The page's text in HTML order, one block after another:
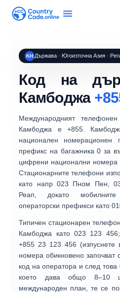
KH Държава · Югоизточна Азия ·
Код на
Камбоджа
Международният
Камбоджа е +855.
национален номерационен
префикс на багажника 0 за
цифрени национални номера
Стационарните телефони
като напр023 Пном Пен ,
Реап , докато мобилните
операторски префикси като
Типичен стационарен
Камбоджа като 023 123 456
+855 23 123 456
номера обикновено започват
код на оператора и след това
което дава общо 8–10
международен план, те се